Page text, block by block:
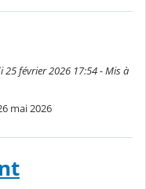
25 février 2026 17:54 - Mis à
mai 2026